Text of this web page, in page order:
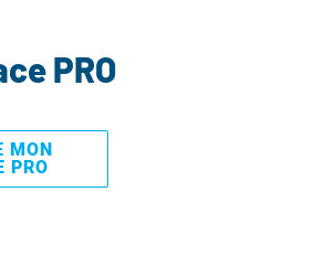
PRO
MON
PRO